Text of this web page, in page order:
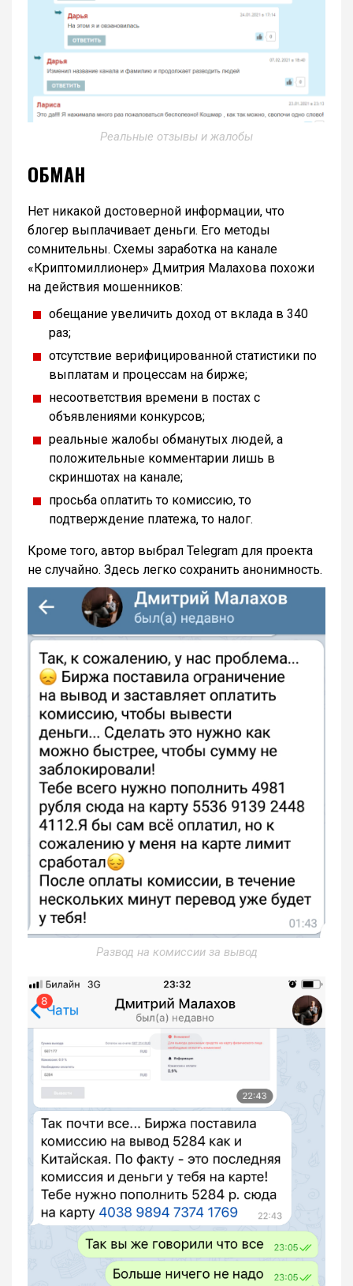
Реальные отзывы и жалобы
ОБМАН
Нет никакой достоверной информации, что
блогер выплачивает деньги. Его методы
сомнительны. Схемы заработка на канале
«Криптомиллионер» Дмитрия Малахова похожи
на действия мошенников:
обещание увеличить доход от вклада в 340
раз;
отсутствие верифицированной статистики по
выплатам и процессам на бирже;
несоответствия времени в постах с
объявлениями конкурсов;
реальные жалобы обманутых людей, а
положительные комментарии лишь в
скриншотах на канале;
просьба оплатить то комиссию, то
подтверждение платежа, то налог.
Кроме того, автор выбрал Telegram для проекта
не случайно. Здесь легко сохранить анонимность.
Развод на комиссии за вывод